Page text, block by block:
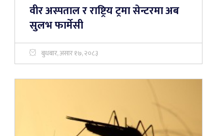
वीर अस्पताल र राष्ट्रिय ट्रमा सेन्टरमा अब
सुलभ फार्मेसी
बुधबार, असार १७, २०८३